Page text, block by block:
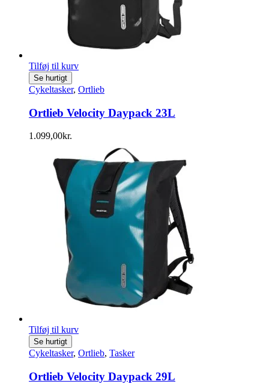
Tilføj til kurv
Se hurtigt
Cykeltasker, Ortlieb
Ortlieb Velocity Daypack 23L
1.099,00kr.
Tilføj til kurv
Se hurtigt
Cykeltasker, Ortlieb, Tasker
Ortlieb Velocity Daypack 29L